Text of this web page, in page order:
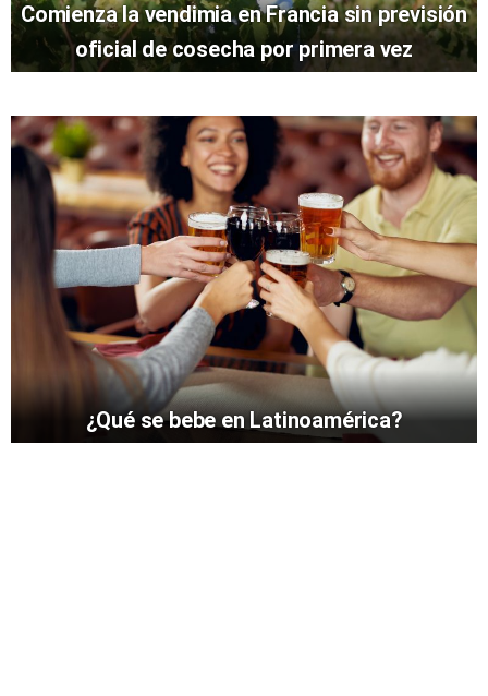
Comienza la vendimia en Francia sin previsión
oficial de cosecha por primera vez
¿Qué se bebe en Latinoamérica?